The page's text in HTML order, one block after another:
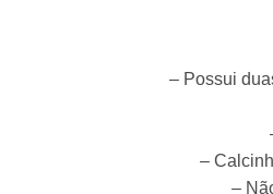
– Possui
–
–